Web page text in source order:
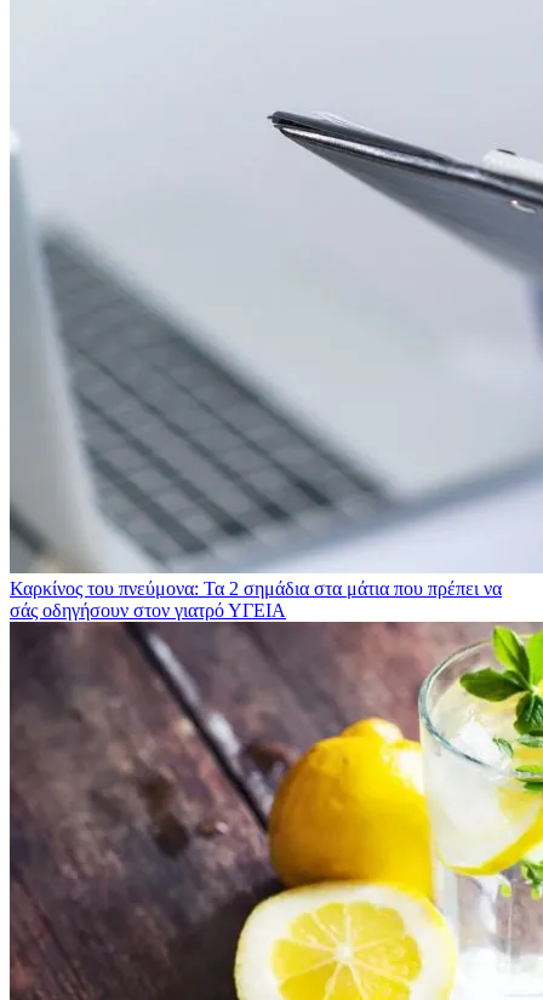
Καρκίνος του πνεύμονα: Τα 2 σημάδια στα μάτια που πρέπει να
σάς οδηγήσουν στον γιατρόΥΓΕΙΑ